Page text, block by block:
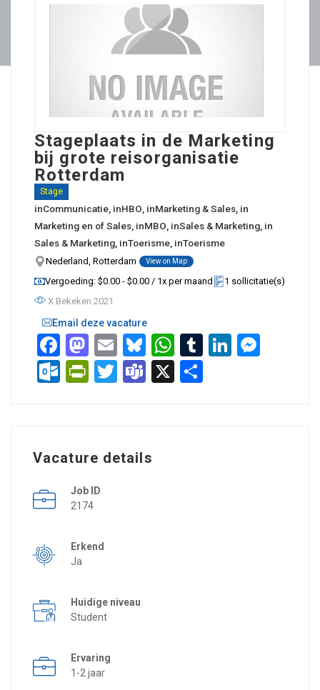
Stageplaats in de Marketing
bij grote reisorganisatie
Rotterdam
Stage
inCommunicatie , inHBO , inMarketing & Sales , in
Marketing en of Sales , inMBO , inSales & Marketing , in
Sales & Marketing , inToerisme , inToerisme
Nederland, Rotterdam View on Map
Vergoeding: $0.00 - $0.00 / 1x per maand
1 sollicitatie(s)
X Bekeken 2021
Email deze vacature
FacebookMastodon
Email BlueskyWhatsApp
Tumblr LinkedIn
Outlook.com
PrintFriendly
Twitter Teams
Vacature details
Job ID
2174
Erkend
Ja
Huidige niveau
Student
Ervaring
1-2 jaar